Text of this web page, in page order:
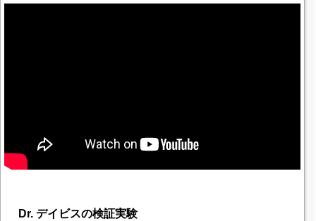
Dr. デイビスの検証実験